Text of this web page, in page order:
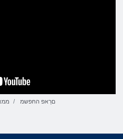
םרַאפ החּפשמ